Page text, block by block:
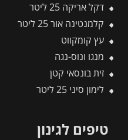
דקל אריקה 25 ליטר
קלמנטינה אור 25 ליטר
עץ קומקווט
מנגו ונוס-נגה
זית בונסאי קטן
לימון סיני 25 ליטר
טיפים לגינון